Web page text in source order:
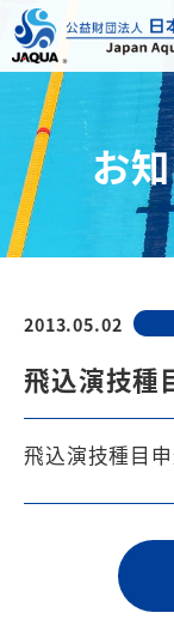
お
2013.05.02
飛込演技種
飛込演技種目